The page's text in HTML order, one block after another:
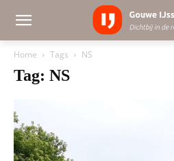
Home Tags NS
Tag: NS